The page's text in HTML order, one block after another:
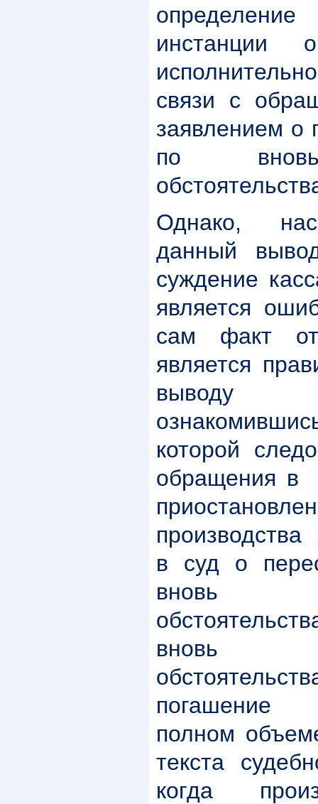
инстанции
связи с
заявлением о
по вновь
Однако,
данный
суждение
является
сам факт
является
выводу
которой
обращения в
в суд о
вновь
вновь
погашение
полном
текста
когда